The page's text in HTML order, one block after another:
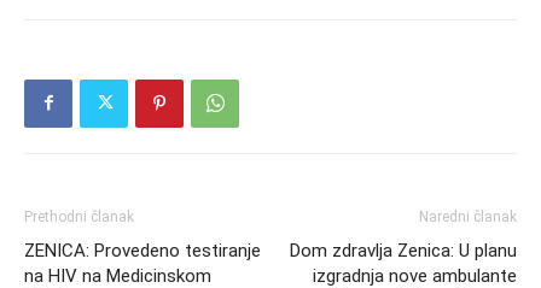
Prethodni članak
ZENICA: Provedeno testiranje
na HIV na Medicinskom
Naredni članak
Dom zdravlja Zenica: U planu
izgradnja nove ambulante